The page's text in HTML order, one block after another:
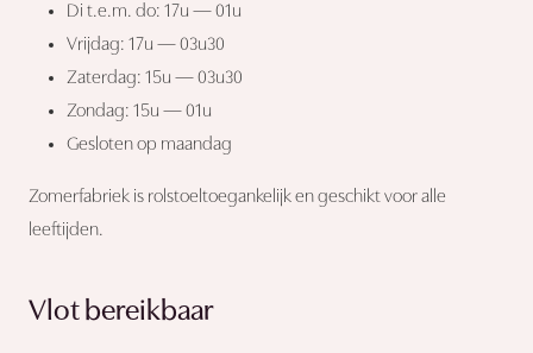
Di t.e.m. do: 17u — 01u
Vrijdag: 17u — 03u30
Zaterdag: 15u — 03u30
Zondag: 15u — 01u
Gesloten op maandag
Zomerfabriek is rolstoeltoegankelijk en geschikt voor alle
leeftijden.
Vlot bereikbaar